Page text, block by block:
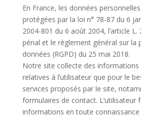
En France, les données
protégées par la loi n° 78-87 du 6
2004-801 du 6 août 2004, l’article L.
pénal et le règlement général sur la
données (RGPD) du 25 mai 2018.
Notre site collecte des informations
relatives à l’utilisateur que pour le
services proposés par le site,
formulaires de contact. L’utilisateur
informations en toute connaissance